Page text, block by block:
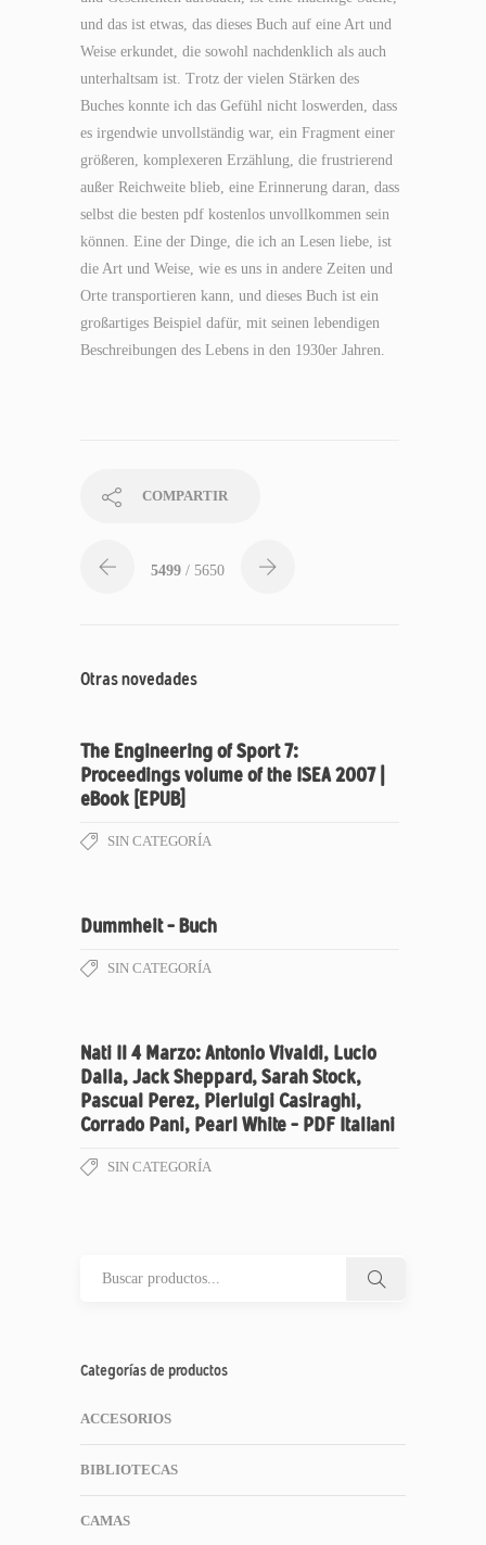
und das ist etwas, das dieses Buch auf eine Art und
Weise erkundet, die sowohl nachdenklich als auch
unterhaltsam ist. Trotz der vielen Stärken des
Buches konnte ich das Gefühl nicht loswerden, dass
es irgendwie unvollständig war, ein Fragment einer
größeren, komplexeren Erzählung, die frustrierend
außer Reichweite blieb, eine Erinnerung daran, dass
selbst die besten pdf kostenlos unvollkommen sein
können. Eine der Dinge, die ich an Lesen liebe, ist
die Art und Weise, wie es uns in andere Zeiten und
Orte transportieren kann, und dieses Buch ist ein
großartiges Beispiel dafür, mit seinen lebendigen
Beschreibungen des Lebens in den 1930er Jahren.
COMPARTIR
5499 / 5650
Otras novedades
The Engineering of Sport 7:
Proceedings volume of the ISEA 2007 |
eBook [EPUB]
SIN CATEGORÍA
Dummheit – Buch
SIN CATEGORÍA
Nati Il 4 Marzo: Antonio Vivaldi, Lucio
Dalla, Jack Sheppard, Sarah Stock,
Pascual Perez, Pierluigi Casiraghi,
Corrado Pani, Pearl White – PDF Italiani
SIN CATEGORÍA
Categorías de productos
ACCESORIOS
BIBLIOTECAS
CAMAS